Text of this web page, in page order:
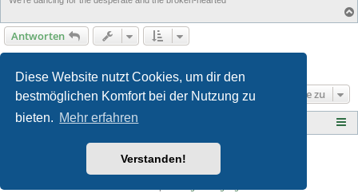
Diese Website nutzt Cookies, um dir den
bestmöglichen Komfort bei der Nutzung zu
bieten. Mehr erfahren
Verstanden!
Antworten
Gehe zu
Tauberplanscher-Forum.de
Zuma Portal
Powered byphpBB® Forum Software © phpBB Limited
phpBB.de